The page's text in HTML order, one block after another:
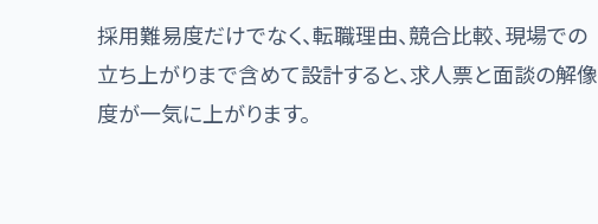
採用難易度だけでなく、転職理由、競合比較、現場での
立ち上がりまで含めて設計すると、求人票と面談の解像
度が一気に上がります。